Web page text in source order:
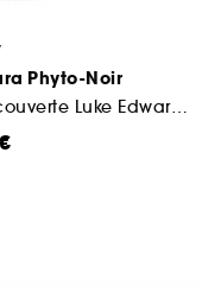
Phyto-Noir
Kit Découverte Luke Edward Hall